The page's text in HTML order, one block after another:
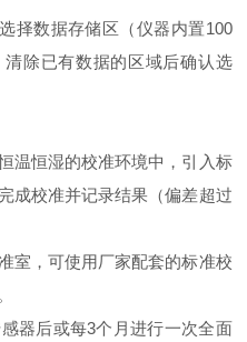
数据存储区（仪器内置100
除已有数据的区域后确认选
恒湿的校准环境中，引入标
成校准并记录结果（偏差超过
，可使用厂家配套的标准校
后或每3个月进行一次全面